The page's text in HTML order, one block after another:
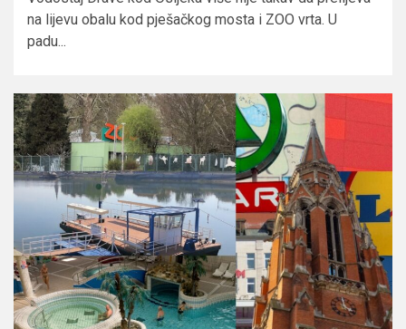
na lijevu obalu kod pješačkog mosta i ZOO vrta. U
padu...